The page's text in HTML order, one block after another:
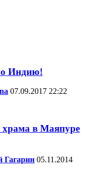
Индию!
07.09.2017 22:22
храма в Маяпуре
05.11.2014